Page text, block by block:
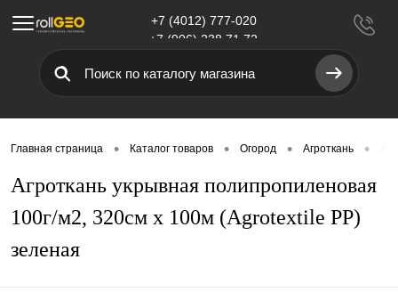
Меню
+7 (4012) 777-020
+7 (906) 238 71 72
Главная страница • Каталог товаров • Огород • Агроткань •
Агроткань укрывная полипропиленовая
100г/м2, 320см х 100м (Agrotextile PP)
зеленая